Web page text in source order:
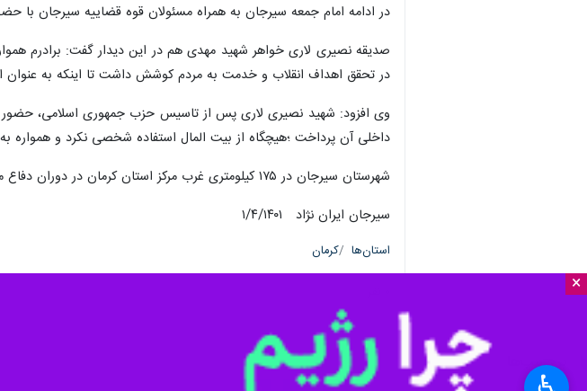
×
در ادامه امام جمعه سیرجان به همراه مسئولان قوه قضاییه سیرجان با
صدیقه نصیری لاری خواهر شهید مهدی هم در این دیدار گفت: برادرم
در تحقق اهداف انقلاب و خدمت به مردم کوشش داشت تا اینکه به عنوان
وی افزود: شهید نصیری لاری پس از تاسیس حزب جمهوری اسلامی، ‌حضور در
داخلی آن پرداخت ؛هیچگاه از بیت المال استفاده شخصی نکرد و همواره
شهرستان سیرجان در ۱۷۵ کیلومتری غرب مرکز استان کرمان در دوران دفاع مقدس حدود ۶۰۰ شهید تقدیم نظام اسلامی کرده است.
سیرجان ایران نژاد ۱/۴/۱۴۰۱
استان‌ها کرمان
برچسب‌ها